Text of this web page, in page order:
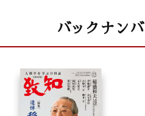
「音楽療法で健康寿命を延ばす」
和合治久（埼玉医科大学教授）
干支九星学
井上象英
バックナン